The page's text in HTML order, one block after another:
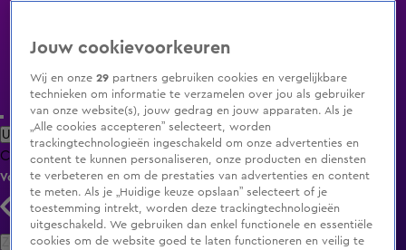
Uitzending Gemist Populaire programma's Zenders Genres
ClipsFilmsRadioSmart TV inlogShop
Volg KIJK
Zoeken
Jouw cookievoorkeuren
Wij en onze29 partners gebruiken cookies en vergelijkbare
technieken om informatie te verzamelen over jou als gebruiker
van onze website(s), jouw gedrag en jouw apparaten. Als je
„Alle cookies accepteren” selecteert, worden
trackingtechnologieën ingeschakeld om onze advertenties en
content te kunnen personaliseren, onze producten en diensten
te verbeteren en om de prestaties van advertenties en content
te meten. Als je „Huidige keuze opslaan” selecteert of je
toestemming intrekt, worden deze trackingtechnologieën
uitgeschakeld. We gebruiken dan enkel functionele en essentiële
cookies om de website goed te laten functioneren en veilig te